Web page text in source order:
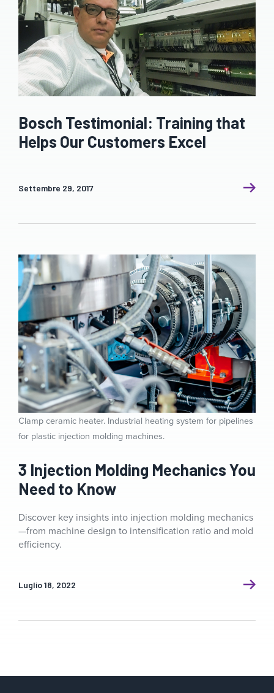
Bosch Testimonial: Training that
Helps Our Customers Excel
Settembre 29, 2017
Clamp ceramic heater. Industrial heating system for pipelines
for plastic injection molding machines.
3 Injection Molding Mechanics You
Need to Know
Discover key insights into injection molding mechanics
—from machine design to intensification ratio and mold
efficiency.
Luglio 18, 2022